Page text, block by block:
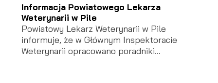
Informacja Powiatowego Lekarza
Weterynarii w Pile
Powiatowy Lekarz Weterynarii w Pile
informuje, że w Głównym Inspektoracie
Weterynarii opracowano poradniki...